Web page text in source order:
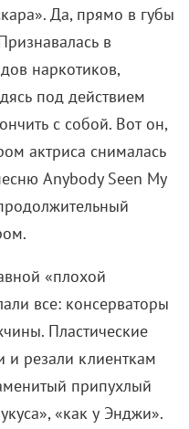
Да, прямо в губы
в
наркотиков,
под действием
с собой. Вот он,
актриса снималась
Anybody Seen My
«плохой
все: консерваторы
Пластические
и резали клиенткам
припухлый
«как у Энджи».